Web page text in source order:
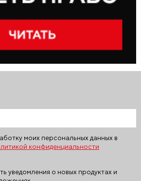
моих персональных данных в
конфиденциальности
уведомления о новых продуктах и